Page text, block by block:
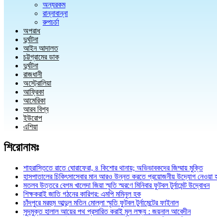
অন্যরকম
রান্নাবান্না
রুপচর্চা
অপরাধ
দুর্ঘটনা
আইন আদালত
চট্টগ্রামের ডাক
দুর্ঘটনা
রাজধানী
অস্ট্রোলিয়া
আফ্রিকা
আমেরিকা
আরব বিশ্ব
ইউরোপ
এশিয়া
শিরোনামঃ
শাহরাস্তিতে রাতে ঘোরাফেরা, ৪ কিশোর থানায়; অভিভাবকদের জিম্মায় মুক্তি
হাসপাতালের চিকিৎসাসেবার মান আরও উন্নত করতে প্রয়োজনীয় উদ্যোগ নেওয়া
মতলব উত্তরে বেগম খালেদা জিয়া স্মৃতি স্মরণে মিনিবার ফুটবল টুর্নামেন্ট উদ্বোধন
শিক্ষকরাই জাতি গঠনের কারিগর: এমপি মমিনুল হক
চাঁদপুরে মরহুম আব্দুল মতিন মোল্লা স্মৃতি ফুটবল টুর্নামেন্টের ফাইনাল
সুদমুক্ত হালাল আয়ের পথ প্রসারিত করাই মূল লক্ষ্য : জয়নাল আবেদীন